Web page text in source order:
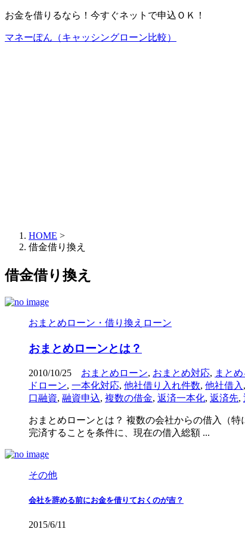
お金を借りるなら！今すぐネットで申込ＯＫ！
マネーぽん（キャッシングローン比較）
HOME >
借金借り換え
借金借り換え
おまとめローン・借り換えローン
おまとめローンとは？
2010/10/25 おまとめローン, おまとめ対応, まと
ドローン, 一本化対応, 他社借り入れ件数, 他社借入 ,
口融資, 融資申込, 複数の借金, 返済一本化, 返済先,
おまとめローンとは？ 複数の会社からの借入（
完済することを条件に、現在の借入総額 ...
その他
会社を辞める前にお金を借りておくのが吉？
2015/6/11